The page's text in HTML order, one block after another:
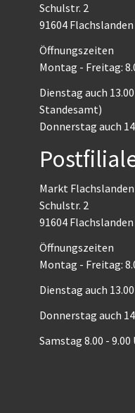
Schulstr. 2
91604 Flachslanden
Öffnungszeiten
Montag - Freitag:
Dienstag auch
Standesamt)
Donnerstag auch
Markt Flachslanden
Schulstr. 2
91604 Flachslanden
Öffnungszeiten
Montag - Freitag:
Dienstag auch
Donnerstag auch
Samstag 8.00 - 9.00